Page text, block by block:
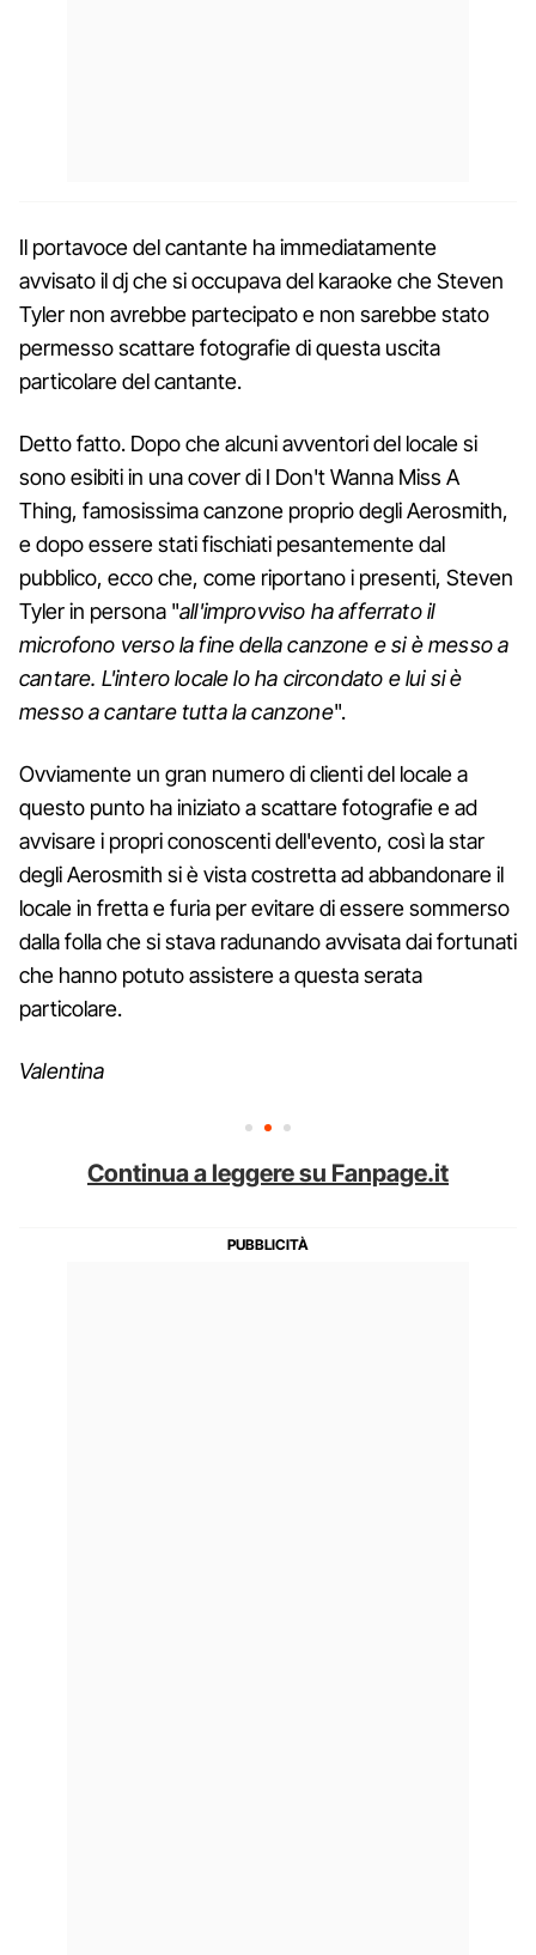
Il portavoce del cantante ha immediatamente
avvisato il dj che si occupava del karaoke che Steven
Tyler non avrebbe partecipato e non sarebbe stato
permesso scattare fotografie di questa uscita
particolare del cantante.
Detto fatto. Dopo che alcuni avventori del locale si
sono esibiti in una cover di I Don't Wanna Miss A
Thing, famosissima canzone proprio degli Aerosmith,
e dopo essere stati fischiati pesantemente dal
pubblico, ecco che, come riportano i presenti, Steven
Tyler in persona "all'improvviso ha afferrato il
microfono verso la fine della canzone e si è messo a
cantare. L'intero locale lo ha circondato e lui si è
messo a cantare tutta la canzone".
Ovviamente un gran numero di clienti del locale a
questo punto ha iniziato a scattare fotografie e ad
avvisare i propri conoscenti dell'evento, così la star
degli Aerosmith si è vista costretta ad abbandonare il
locale in fretta e furia per evitare di essere sommerso
dalla folla che si stava radunando avvisata dai fortunati
che hanno potuto assistere a questa serata
particolare.
Valentina
Continua a leggere su Fanpage.it